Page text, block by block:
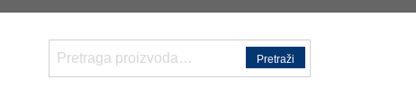
za:
Pretraži